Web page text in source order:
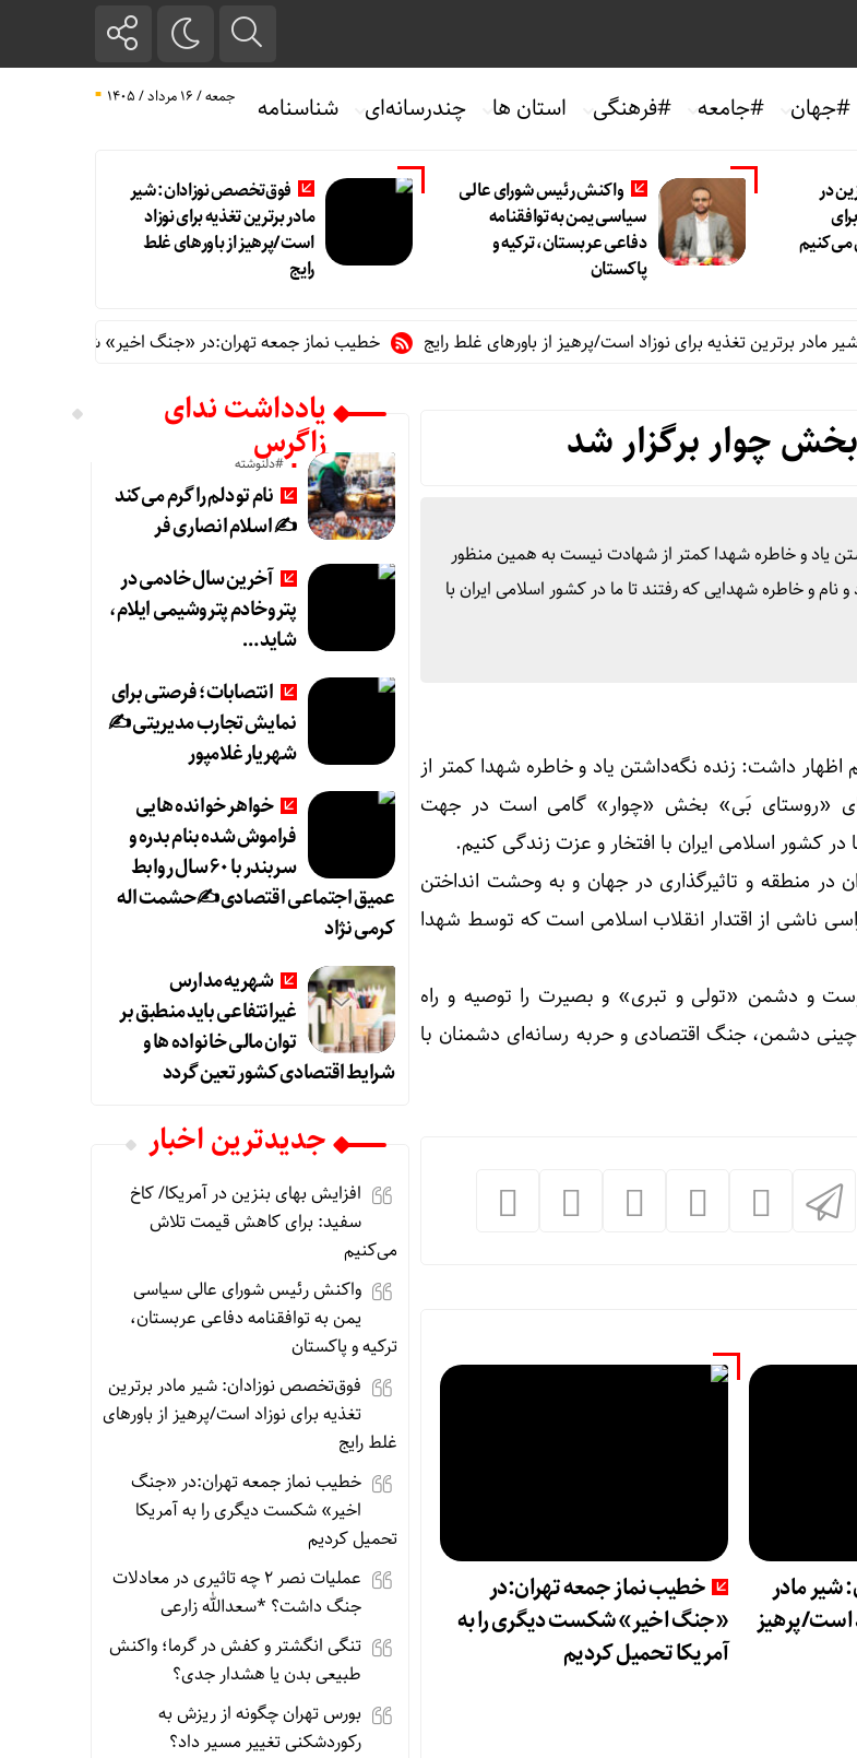
#جهان #جامعه #فرهنگی استان ها چندرسانه‌ای شناسنامه جمعه / ۱۶ مرداد / ۱۴۰۵
در
واکنش رئیس شورای عالی
سیاسی یمن به توافقنامه
دفاعی عربستان، ترکیه و
پاکستان
فوق‌تخصص نوزادان: شیر
مادر برترین تغذیه برای نوزاد
است/پرهیز از باورهای غلط
رایج
تغذیه برای نوزاد است/پرهیز از باورهای غلط رایج
خطیب نماز جمعه تهران:در «جنگ اخیر» شکست دیگری را به
چوار برگزار شد
یاد و خاطره شهدا کمتر از شهادت نیست به همین منظور
خاطره شهدایی که رفتند تا ما در کشور اسلامی ایران با
اظهار داشت: زنده نگه‌داشتن یاد و خاطره شهدا کمتر از
«روستای بَی» بخش «چوار» گامی است در جهت
کشور اسلامی ایران با افتخار و عزت زندگی کنیم.
منطقه و تاثیرگذاری در جهان و به وحشت انداختن
ناشی از اقتدار انقلاب اسلامی است که توسط شهدا
و دشمن «تولی و تبری» و بصیرت را توصیه و راه
دشمن، جنگ اقتصادی و حربه رسانه‌ای دشمنان با
مادر
است/پرهیز
خطیب نماز جمعه تهران:در
«جنگ اخیر» شکست دیگری را به
آمریکا تحمیل کردیم
یادداشت ندای
زاگرس
#دلنوشته
نام تو دلم را گرم می‌کند
✍️ اسلام انصاری فر
آخرین سال خادمی در
پتروخادم پتروشیمی ایلام،
شاید …
انتصابات؛ فرصتی برای
نمایش تجارب مدیریتی ✍
شهریار غلامپور
خواهر خوانده هایی
فراموش شده بنام بدره و
سربندر با ۶۰ سال روابط
عمیق اجتماعی اقتصادی ✍حشمت اله
کرمی نژاد
شهریه مدارس
غیرانتفاعی باید منطبق بر
توان مالی خانواده ها و
شرایط اقتصادی کشور تعین گردد
جديدترين اخبار
افزایش بهای بنزین در آمریکا/ کاخ
سفید: برای کاهش قیمت تلاش
می‌کنیم
واکنش رئیس شورای عالی سیاسی
یمن به توافقنامه دفاعی عربستان،
ترکیه و پاکستان
فوق‌تخصص نوزادان: شیر مادر برترین
تغذیه برای نوزاد است/پرهیز از باورهای
غلط رایج
خطیب نماز جمعه تهران:در «جنگ
اخیر» شکست دیگری را به آمریکا
تحمیل کردیم
عملیات نصر ۲ چه تاثیری در معادلات
جنگ داشت؟ *سعدالله زارعی
تنگی انگشتر و کفش در گرما؛ واکنش
طبیعی بدن یا هشدار جدی؟
بورس تهران چگونه از ریزش به
رکوردشکنی تغییر مسیر داد؟